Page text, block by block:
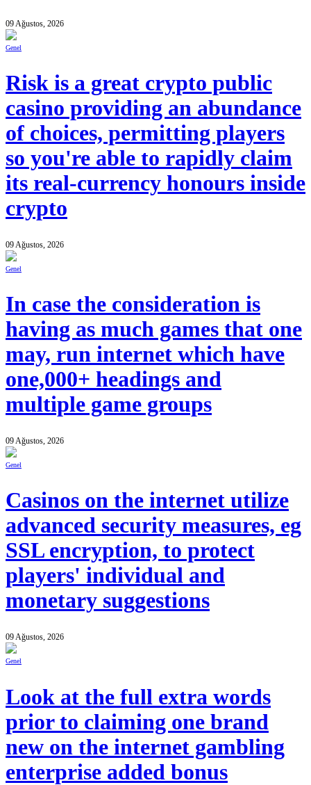
09 Ağustos, 2026
Genel
Risk is a great crypto public
casino providing an abundance
of choices, permitting players
so you're able to rapidly claim
its real-currency honours inside
crypto
09 Ağustos, 2026
Genel
In case the consideration is
having as much games that one
may, run internet which have
one,000+ headings and
multiple game groups
09 Ağustos, 2026
Genel
Casinos on the internet utilize
advanced security measures, eg
SSL encryption, to protect
players' individual and
monetary suggestions
09 Ağustos, 2026
Genel
Look at the full extra words
prior to claiming one brand
new on the internet gambling
enterprise added bonus